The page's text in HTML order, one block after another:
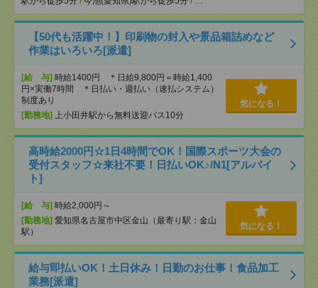
【50代も活躍中！】印刷物の封入や景品箱詰めなど
作業はいろいろ[派遣]
[給 与] 時給1400円 ＊日給9,800円＝時給1,400
円×実働7時間 ＊日払い・週払い（速払システム）
制度あり
[勤務地] 上小田井駅から無料送迎バス10分
気になる！
高時給2000円☆1日4時間でOK！国際スポーツ大会の
受付スタッフ☆来社不要！日払いOK♪/N1[アルバイ
ト]
[給 与] 時給2,000円～
[勤務地] 愛知県名古屋市中区金山（最寄り駅：金山
駅）
気になる！
給与即払いOK！土日休み！日勤のお仕事！食品加工
業務[派遣]